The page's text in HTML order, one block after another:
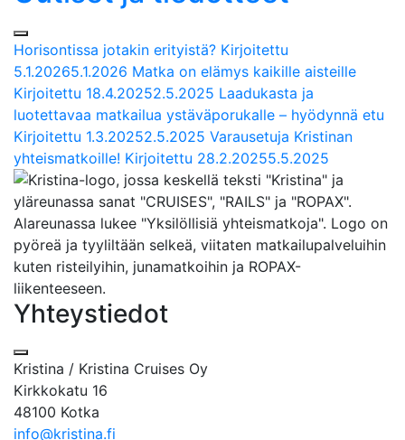
Horisontissa jotakin erityistä? Kirjoitettu
5.1.20265.1.2026 Matka on elämys kaikille aisteille
Kirjoitettu 18.4.20252.5.2025 Laadukasta ja
luotettavaa matkailua ystäväporukalle – hyödynnä etu
Kirjoitettu 1.3.20252.5.2025 Varausetuja Kristinan
yhteismatkoille! Kirjoitettu 28.2.20255.5.2025
Yhteystiedot
Kristina / Kristina Cruises Oy
Kirkkokatu 16
48100 Kotka
info@kristina.fi